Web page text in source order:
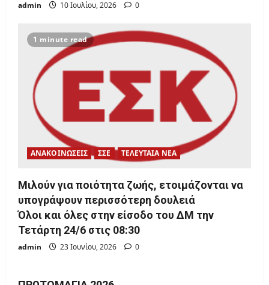
admin 10 Ιουλίου, 2026 0
1 minute read
ΑΝΑΚΟΙΝΩΣΕΙΣ ΣΣΕ ΤΕΛΕΥΤΑΙΑ ΝΕΑ
Μιλούν για ποιότητα ζωής, ετοιμάζονται να
υπογράψουν περισσότερη δουλειά
Όλοι και όλες στην είσοδο του ΔΜ την
Τετάρτη 24/6 στις 08:30
admin 23 Ιουνίου, 2026 0